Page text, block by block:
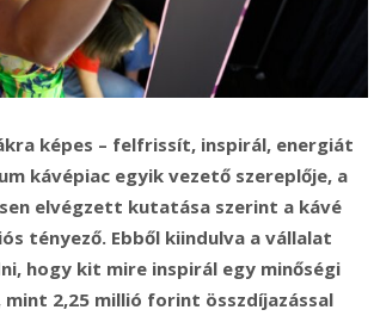
képes – felfrissít, inspirál, energiát
kávépiac egyik vezető szereplője, a
elvégzett kutatása szerint a kávé
tényező. Ebből kiindulva a vállalat
hogy kit mire inspirál egy minőségi
2,25 millió forint összdíjazással